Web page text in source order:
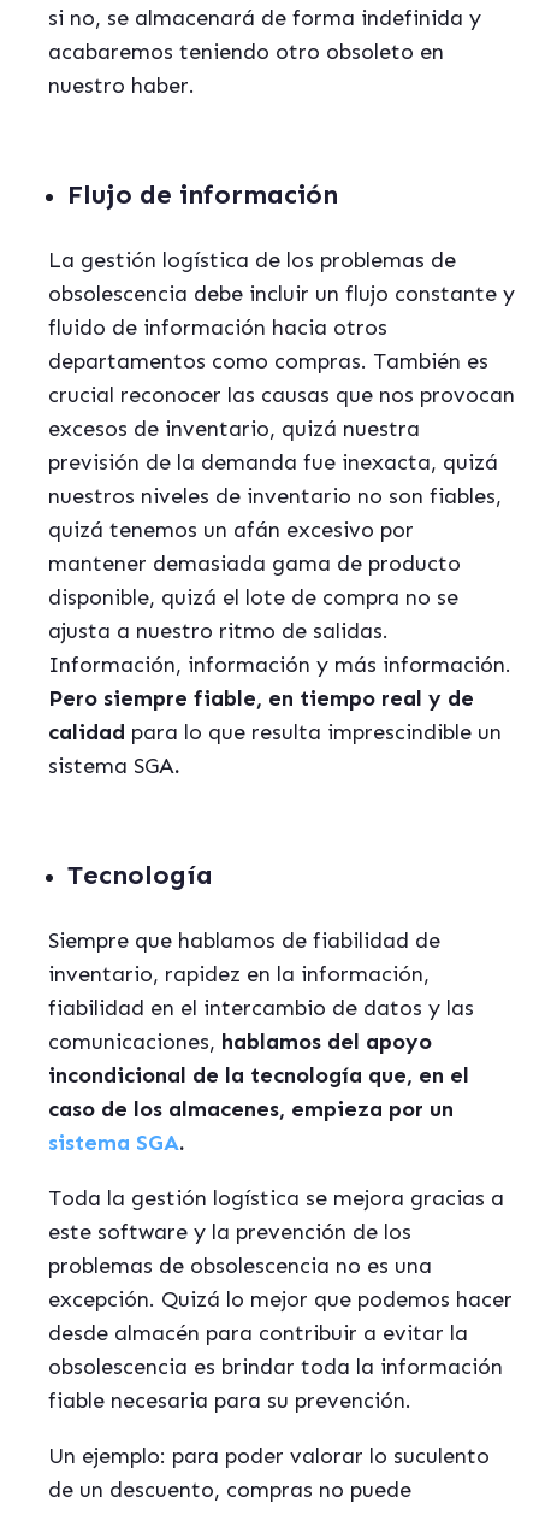
si no, se almacenará de forma indefinida y
acabaremos teniendo otro obsoleto en
nuestro haber.
Flujo de información
La gestión logística de los problemas de
obsolescencia debe incluir un flujo constante y
fluido de información hacia otros
departamentos como compras. También es
crucial reconocer las causas que nos provocan
excesos de inventario, quizá nuestra
previsión de la demanda fue inexacta, quizá
nuestros niveles de inventario no son fiables,
quizá tenemos un afán excesivo por
mantener demasiada gama de producto
disponible, quizá el lote de compra no se
ajusta a nuestro ritmo de salidas.
Información, información y más información.
Pero siempre fiable, en tiempo real y de
calidad para lo que resulta imprescindible un
sistema SGA.
Tecnología
Siempre que hablamos de fiabilidad de
inventario, rapidez en la información,
fiabilidad en el intercambio de datos y las
comunicaciones, hablamos del apoyo
incondicional de la tecnología que, en el
caso de los almacenes, empieza por un
sistema SGA.
Toda la gestión logística se mejora gracias a
este software y la prevención de los
problemas de obsolescencia no es una
excepción. Quizá lo mejor que podemos hacer
desde almacén para contribuir a evitar la
obsolescencia es brindar toda la información
fiable necesaria para su prevención.
Un ejemplo: para poder valorar lo suculento
de un descuento, compras no puede